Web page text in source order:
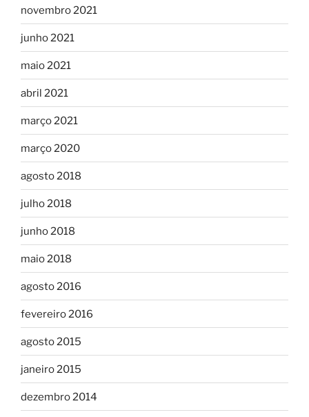
novembro 2021
junho 2021
maio 2021
abril 2021
março 2021
março 2020
agosto 2018
julho 2018
junho 2018
maio 2018
agosto 2016
fevereiro 2016
agosto 2015
janeiro 2015
dezembro 2014